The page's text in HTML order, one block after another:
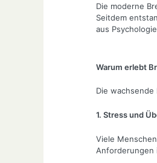
Die moderne
Seitdem
aus
Warum erlebt
Die
1. Stress und
Viele
Anforderungen